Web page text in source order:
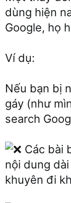
dùng hiện
Google, họ
Ví dụ:
Nếu bạn bị
gáy (như
search
Các bài
nội dung
khuyên đi